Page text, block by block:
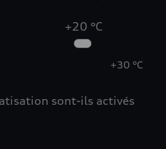
+20 °C
+30 °C
sont-ils activés